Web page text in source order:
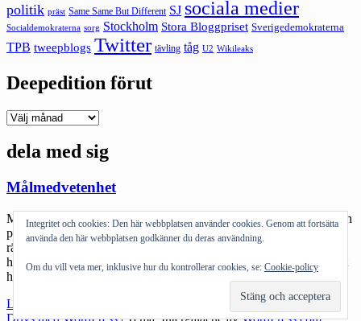
politik präst Same Same But Different SJ sociala medier
Socialdemokraterna sorg Stockholm Stora Bloggpriset Sverigedemokraterna
TPB tweepblogs Twitter tävling tåg U2 Wikileaks
Deepedition förut
Deepedition
dela med sig
Målmedvetenhet
Målmedvetenhet. Det är ett ord jag tänkt på idag efter att jag var och
pratade sociala medier med tjejerna (man får kalla dem det – där ju
rätt unga) i YFD – Ramona Karlssons initiativ för unga tjejer som
håller på med motorsport. Målmedvetenhet mitt i deras unga liv. Att
hålla på med något som få […]
Läs mer
Drivs med WordPress |Tema: Intergalactic avWordPress.com.
Integritet och cookies: Den här webbplatsen använder cookies. Genom att fortsätta
använda den här webbplatsen godkänner du deras användning.
Om du vill veta mer, inklusive hur du kontrollerar cookies, se: Cookie-policy